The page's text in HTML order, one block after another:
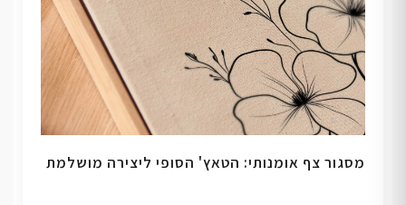
מסגור צף אומנותי: הטאץ' הסופי ליצירה מושלמת